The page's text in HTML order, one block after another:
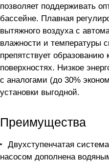
позволяет поддерживать
бассейне. Плавная
вытяжного воздуха с
влажности и температуры
препятствует образованию
поверхностях. Низкое
с аналогами (до 30%
установки выгодной.
Преимущества
Двухступенчатая
насосом дополнена